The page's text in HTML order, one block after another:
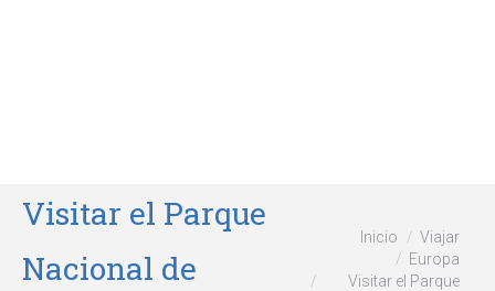
Visitar el Parque
Nacional de
Estás aquí:Inicio
Viajar
Europa
Visitar el Parque